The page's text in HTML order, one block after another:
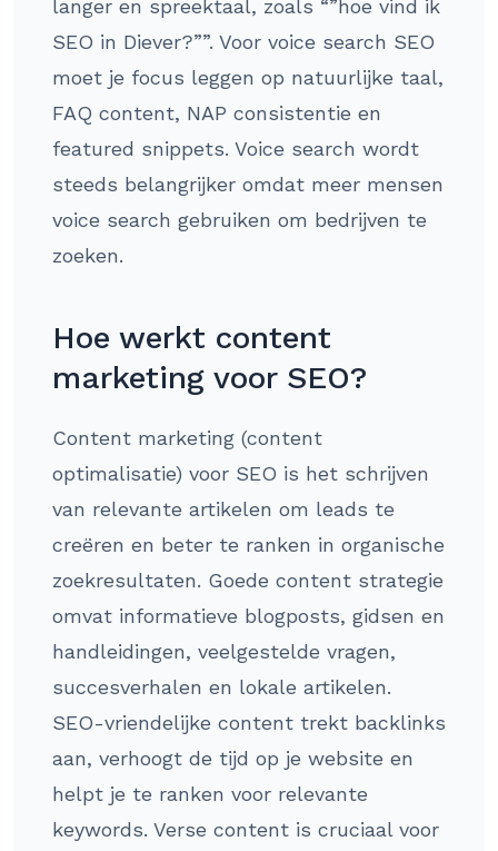
langer en spreektaal, zoals “”hoe vind ik
SEO in Diever?””. Voor voice search SEO
moet je focus leggen op natuurlijke taal,
FAQ content, NAP consistentie en
featured snippets. Voice search wordt
steeds belangrijker omdat meer mensen
voice search gebruiken om bedrijven te
zoeken.
Hoe werkt content
marketing voor SEO?
Content marketing (content
optimalisatie) voor SEO is het schrijven
van relevante artikelen om leads te
creëren en beter te ranken in organische
zoekresultaten. Goede content strategie
omvat informatieve blogposts, gidsen en
handleidingen, veelgestelde vragen,
succesverhalen en lokale artikelen.
SEO-vriendelijke content trekt backlinks
aan, verhoogt de tijd op je website en
helpt je te ranken voor relevante
keywords. Verse content is cruciaal voor